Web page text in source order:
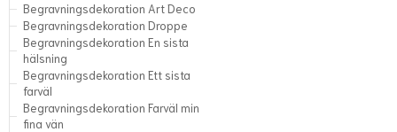
Begravningsdekoration Art Deco
Begravningsdekoration Droppe
Begravningsdekoration En sista
hälsning
Begravningsdekoration Ett sista
farväl
Begravningsdekoration Farväl min
fina vän